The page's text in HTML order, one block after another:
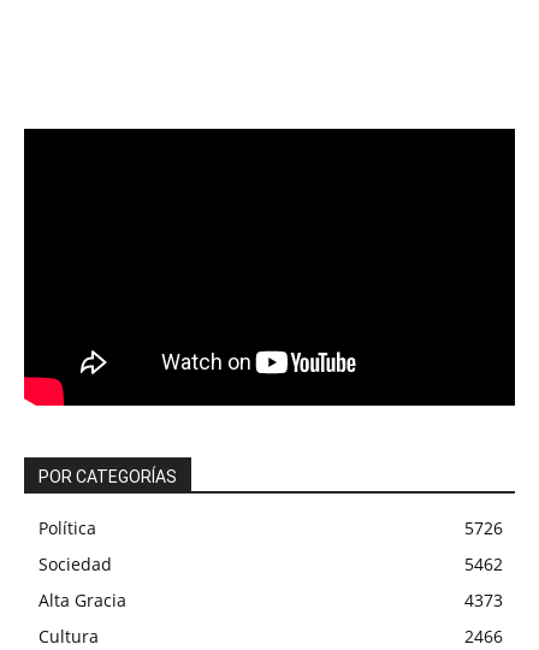
POR CATEGORÍAS
Política
5726
Sociedad
5462
Alta Gracia
4373
Cultura
2466